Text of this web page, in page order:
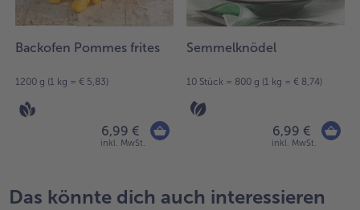
Backofen Pommes frites
1200 g (1 kg = € 5,83)
6,99 €
inkl. MwSt.
Semmelknödel
10 Stück = 800 g (1 kg = € 8,74)
6,99 €
inkl. MwSt.
Das könnte dich auch interessieren